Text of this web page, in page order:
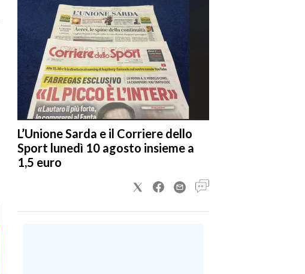
L’Unione Sarda e il Corriere dello
Sport lunedì 10 agosto insieme a
1,5 euro